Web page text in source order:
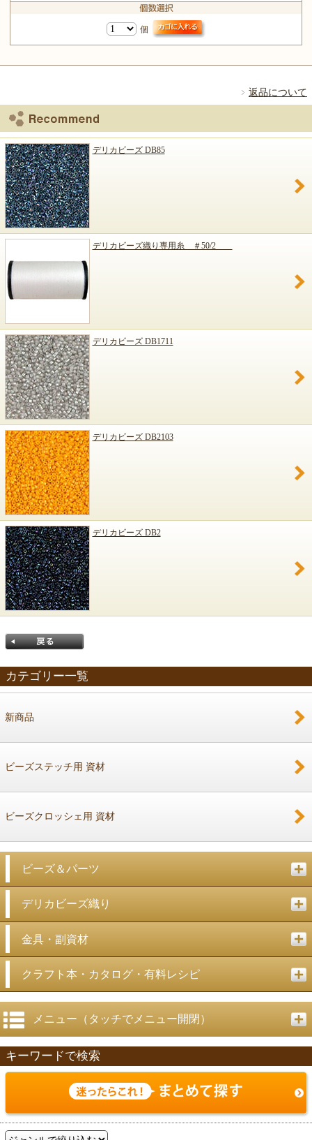
個
返品について
デリカビーズ DB85
デリカビーズ織り専用糸 ＃50/2
デリカビーズ DB1711
デリカビーズ DB2103
デリカビーズ DB2
カテゴリー一覧
新商品
ビーズステッチ用 資材
ビーズクロッシェ用 資材
ビーズ＆パーツ
デリカビーズ織り
金具・副資材
クラフト本・カタログ・有料レシピ
メニュー（タッチでメニュー開閉）
キーワードで検索